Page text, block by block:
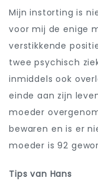
Mijn instorting is
voor mij de enige
verstikkende
twee psychisch
inmiddels ook
einde aan zijn
moeder
bewaren en is er
moeder is 92
Tips van Hans